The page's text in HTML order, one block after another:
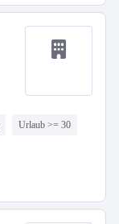
Urlaub >= 30